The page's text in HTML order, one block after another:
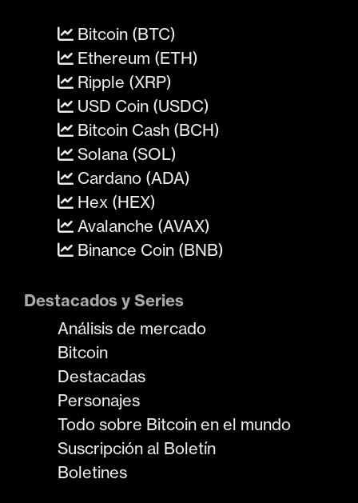
Bitcoin (BTC)
Ethereum (ETH)
Ripple (XRP)
USD Coin (USDC)
Bitcoin Cash (BCH)
Solana (SOL)
Cardano (ADA)
Hex (HEX)
Avalanche (AVAX)
Binance Coin (BNB)
Destacados y Series
Análisis de mercado
Bitcoin
Destacadas
Personajes
Todo sobre Bitcoin en el mundo
Suscripción al Boletín
Boletines